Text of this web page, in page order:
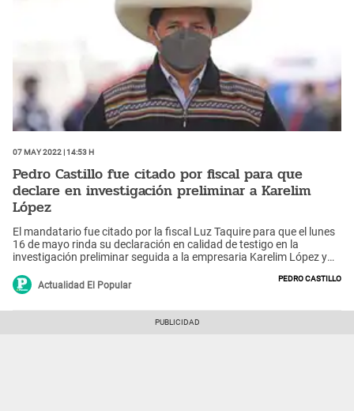
07 May 2022 | 14:53 h
Pedro Castillo fue citado por fiscal para que
declare en investigación preliminar a Karelim
López
El mandatario fue citado por la fiscal Luz Taquire para que el lunes
16 de mayo rinda su declaración en calidad de testigo en la
investigación preliminar seguida a la empresaria Karelim López y
Actualidad El Popular
Pedro Castillo